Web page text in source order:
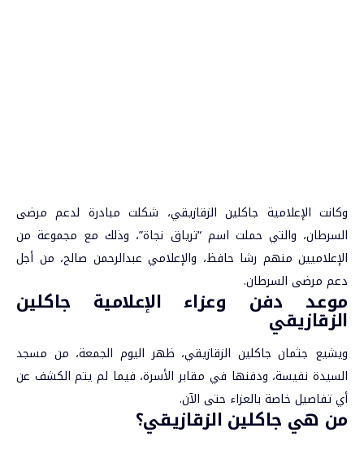
وكانت الإعلامية جاكلين الزقازيقي، شكلت مبادرة لدعم مرضى
السرطان، والتي حملت اسم “ترياق نجاة”، وذلك مع مجموعة من
الإعلاميين منهم رشا حافظ، والإعلامي عبدالرحمن صالح، من أجل
دعم مرضى السرطان.
موعد دفن وعزاء الإعلامية جاكلين
الزقازيقي
ويشيع جثمان جاكلين الزقازيقي، ظهر اليوم الجمعة، من مسجد
السيدة نفيسة، ودفنها في مقابر الأسرة، فيما لم يتم الكشف عن
أي تفاصيل خاصة بالعزاء حتى الآن.
من هي جاكلين الزقازيقي؟